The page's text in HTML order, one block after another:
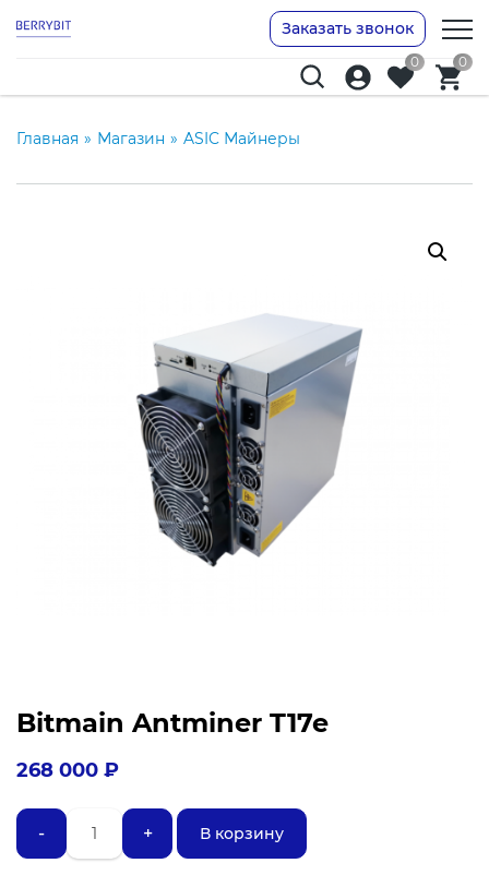
Заказать звонок
0 0
Главная » Магазин » ASIC Майнеры
Bitmain Antminer T17e
268 000 ₽
-
Количество
товара
Bitmain
+ В корзину